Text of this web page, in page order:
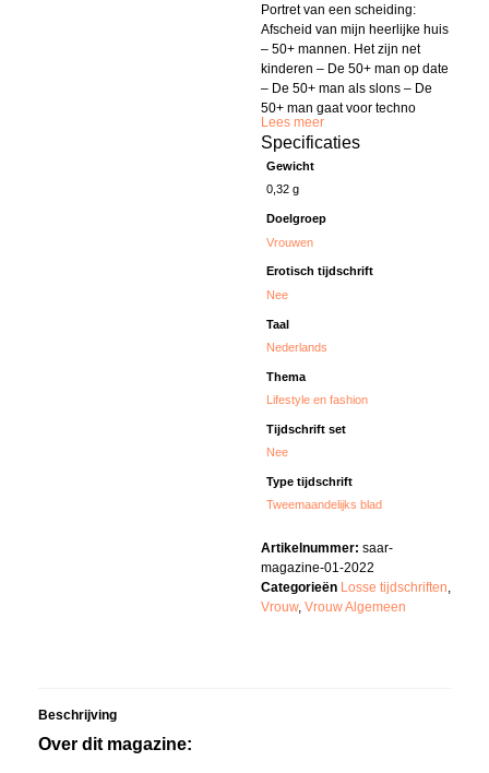
Portret van een scheiding:
Afscheid van mijn heerlijke huis
– 50+ mannen. Het zijn net
kinderen – De 50+ man op date
– De 50+ man als slons – De
50+ man gaat voor techno
Lees meer
Specificaties
Gewicht
0,32 g
Doelgroep
Vrouwen
Erotisch tijdschrift
Nee
Taal
Nederlands
Thema
Lifestyle en fashion
Tijdschrift set
Nee
Type tijdschrift
Tweemaandelijks blad
Artikelnummer: saar-
magazine-01-2022
Categorieën Losse tijdschriften,
Vrouw, Vrouw Algemeen
Beschrijving
Over dit magazine: